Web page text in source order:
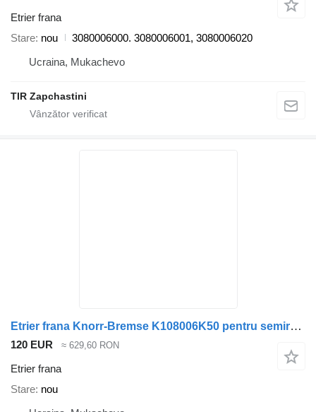
Etrier frana
Stare nou
3080006000. 3080006001, 3080006020
Ucraina, Mukachevo
TIR Zapchastini
Etrier frana Knorr-Bremse K108006K50 pentru semiremorcă SAF
120 EUR ≈ 629,60 RON
Etrier frana
Stare nou